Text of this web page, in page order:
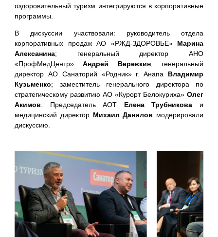
оздоровительный туризм интегрируются в корпоративные
программы.
В дискуссии участвовали: руководитель отдела
корпоративных продаж АО «РЖД-ЗДОРОВЬЕ» Марина
Алексанина; генеральный директор АНО
«ПрофМедЦентр»Андрей Веревкин; генеральный
директор АО Санаторий «Родник» г. Анапа Владимир
Кузьменко; заместитель генерального директора по
стратегическому развитию АО «Курорт Белокуриха» Олег
Акимов . Председатель АОТ Елена Трубникова и
медицинский директор Михаил Данилов модерировали
дискуссию.